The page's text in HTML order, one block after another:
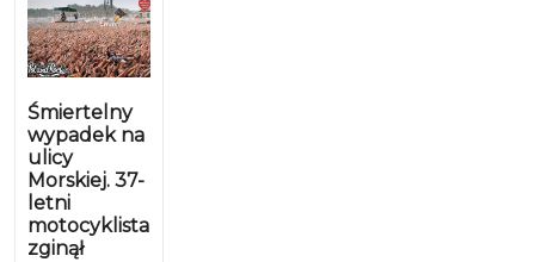
Śmiertelny
wypadek na
ulicy
Morskiej. 37-
letni
motocyklista
zginął